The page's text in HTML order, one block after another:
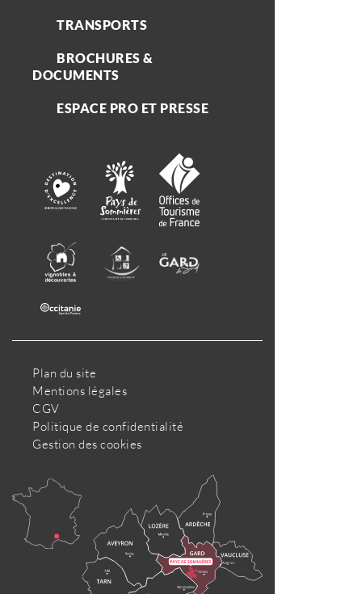
TRANSPORTS
BROCHURES &
DOCUMENTS
ESPACE PRO ET PRESSE
Plan du site
Mentions légales
CGV
Politique de confidentialité
Gestion des cookies